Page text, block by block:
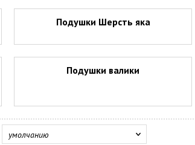
Подушки Шерсть яка
Подушки валики
умолчанию